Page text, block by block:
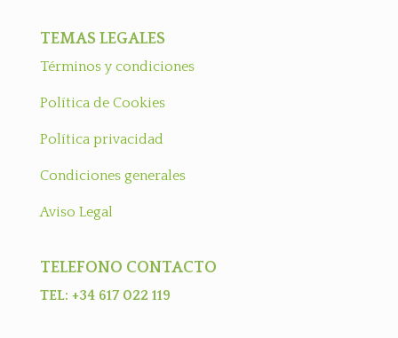
TEMAS LEGALES
Términos y condiciones
Política de Cookies
Política privacidad
Condiciones generales
Aviso Legal
TELEFONO CONTACTO
TEL: +34 617 022 119